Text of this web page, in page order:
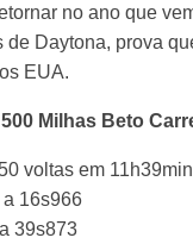
no ano que
Daytona, prova
EUA.
Milhas Beto
voltas em
16s966
39s873